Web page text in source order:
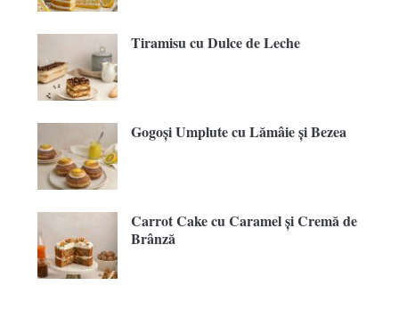
Tiramisu cu Dulce de Leche
Gogoși Umplute cu Lămâie și Bezea
Carrot Cake cu Caramel și Cremă de
Brânză